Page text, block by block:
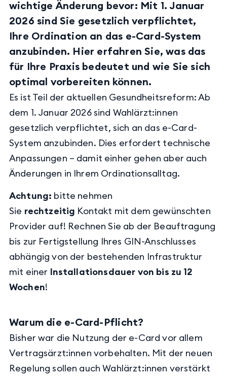
wichtige Änderung bevor: Mit 1. Januar
2026 sind Sie gesetzlich verpflichtet,
Ihre Ordination an das e-Card-System
anzubinden. Hier erfahren Sie, was das
für Ihre Praxis bedeutet und wie Sie sich
optimal vorbereiten können.
Es ist Teil der aktuellen Gesundheitsreform: Ab
dem 1. Januar 2026 sind Wahlärzt:innen
gesetzlich verpflichtet, sich an das e-Card-
System anzubinden. Dies erfordert technische
Anpassungen – damit einher gehen aber auch
Änderungen in Ihrem Ordinationsalltag.
Achtung: bitte nehmen
Sie rechtzeitig Kontakt mit dem gewünschten
Provider auf! Rechnen Sie ab der Beauftragung
bis zur Fertigstellung Ihres GIN-Anschlusses
abhängig von der bestehenden Infrastruktur
mit einer
Installationsdauer von bis zu 12
Wochen!
Warum die e-Card-Pflicht?
Bisher war die Nutzung der e-Card vor allem
Vertragsärzt:innen vorbehalten. Mit der neuen
Regelung sollen auch Wahlärzt:innen verstärkt